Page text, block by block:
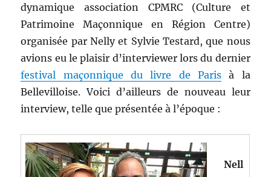
dynamique association CPMRC (Culture et
Patrimoine Maçonnique en Région Centre)
organisée par Nelly et Sylvie Testard, que nous
avions eu le plaisir d’interviewer lors du dernier
festival maçonnique du livre de Parisà la
Bellevilloise. Voici d’ailleurs de nouveau leur
interview, telle que présentée à l’époque :
Nell